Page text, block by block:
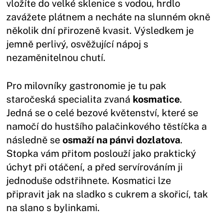
vložíte do velké sklenice s vodou, hrdlo
zavážete plátnem a necháte na slunném okně
několik dní přirozeně kvasit. Výsledkem je
jemně perlivý, osvěžující nápoj s
nezaměnitelnou chutí.
Pro milovníky gastronomie je tu pak
staročeská specialita zvaná kosmatice.
Jedná se o celé bezové květenství, které se
namočí do hustšího palačinkového těstíčka a
následně seosmaží na pánvi dozlatova.
Stopka vám přitom poslouží jako praktický
úchyt při otáčení, a před servírováním ji
jednoduše odstřihnete. Kosmatici lze
připravit jak na sladko s cukrem a skořicí, tak
na slano s bylinkami.